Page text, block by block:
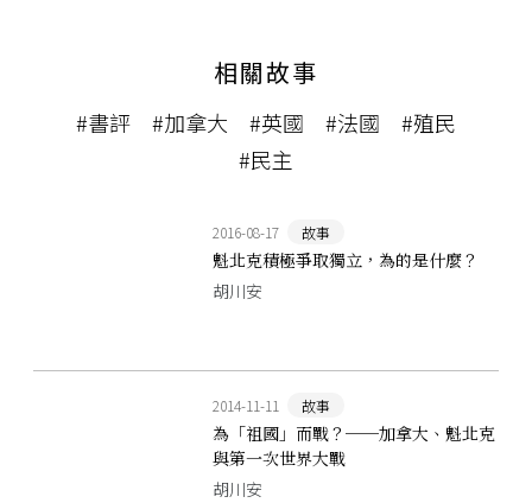
相關故事
#書評 #加拿大 #英國 #法國
#殖民
#民主
2016-08-17 故事
魁北克積極爭取獨立，為的是什麼？
胡川安
2014-11-11 故事
為「祖國」而戰？──加拿大、魁北克
與第一次世界大戰
胡川安